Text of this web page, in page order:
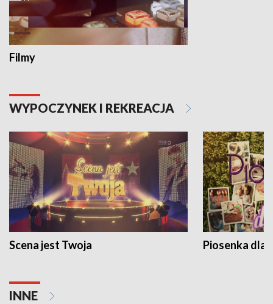
Filmy
WYPOCZYNEK I REKREACJA
Scena jest Twoja Piosenka dla
INNE